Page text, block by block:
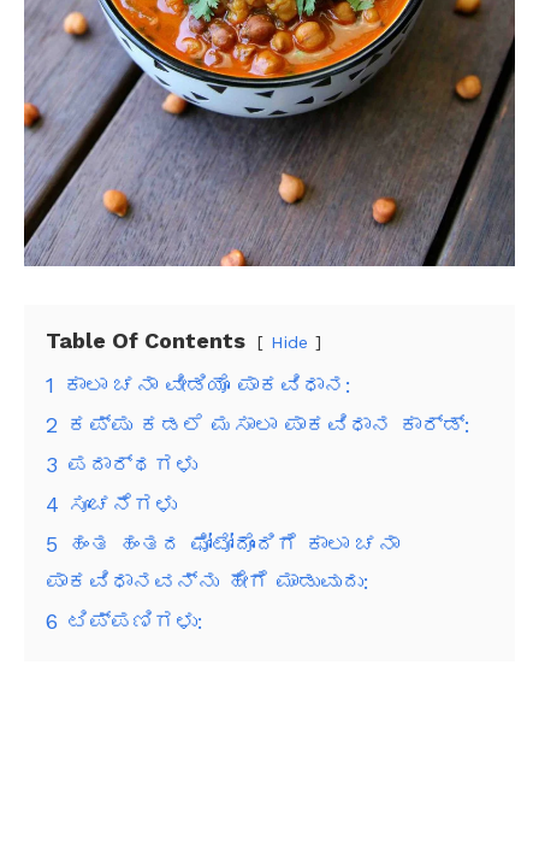
Table Of Contents Hide
1 ಕಾಲಾ ಚನಾ ವೀಡಿಯೊ ಪಾಕವಿಧಾನ:
2 ಕಪ್ಪು ಕಡಲೆ ಮಸಾಲಾ ಪಾಕವಿಧಾನ ಕಾರ್ಡ್:
3 ಪದಾರ್ಥಗಳು
4 ಸೂಚನೆಗಳು
5
ಹಂತ ಹಂತದ ಫೋಟೋದೊಂದಿಗೆ ಕಾಲಾ ಚನಾ
ಪಾಕವಿಧಾನವನ್ನು ಹೇಗೆ ಮಾಡುವುದು:
6 ಟಿಪ್ಪಣಿಗಳು: